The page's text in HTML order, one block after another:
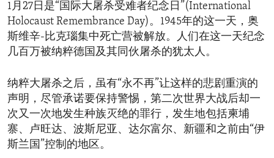
1月27日是“国际大屠杀受难者纪念日”(International
Holocaust Remembrance Day)。1945年的这一天，奥
斯维辛-比克瑙集中死亡营被解放。人们在这一天纪念
几百万被纳粹德国及其同伙屠杀的犹太人。
纳粹大屠杀之后，虽有“永不再”让这样的悲剧重演的
声明，尽管承诺要保持警惕，第二次世界大战后却一
次又一次地发生种族灭绝的罪行，发生地包括柬埔
寨、卢旺达、波斯尼亚、达尔富尔、新疆和之前由“伊
斯兰国”控制的地区。